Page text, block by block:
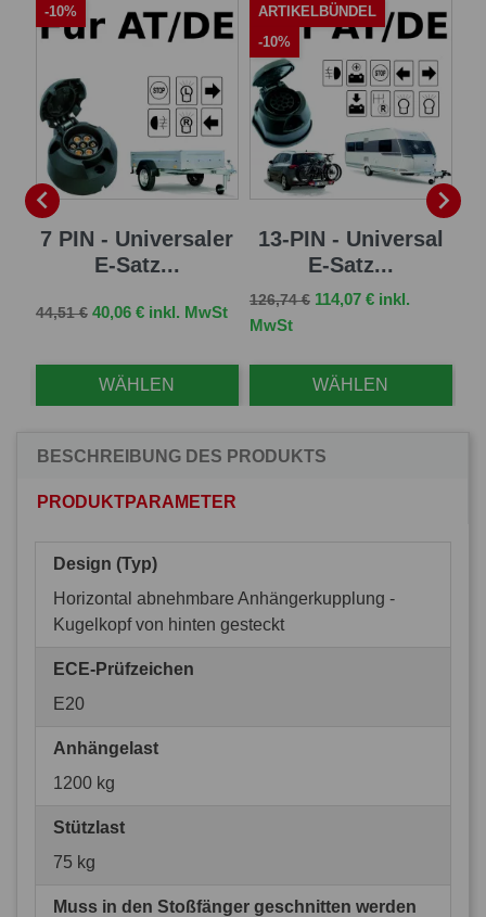

7 PIN - Universaler
E-Satz...
Verkaufspreis
44,51 € Preis
40,06 € inkl. MwSt
WÄHLEN
-10%
13-PIN - Universal
E-Satz...
Verkaufspreis
126,74 € Preis
114,07 € inkl.
MwSt
WÄHLEN
ARTIKELBÜNDEL
-10%

BESCHREIBUNG DES PRODUKTS
PRODUKTPARAMETER
Design (Typ)
Horizontal abnehmbare Anhängerkupplung -
Kugelkopf von hinten gesteckt
ECE-Prüfzeichen
E20
Anhängelast
1200 kg
Stützlast
75 kg
Muss in den Stoßfänger geschnitten werden